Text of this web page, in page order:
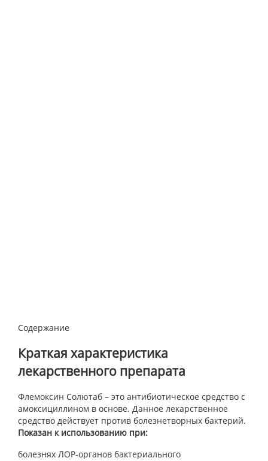
Содержание
Краткая характеристика
лекарственного препарата
Флемоксин Солютаб – это антибиотическое средство с
амоксициллином в основе. Данное лекарственное
средство действует против болезнетворных бактерий.
Показан к использованию при:
болезнях ЛОР-органов бактериального